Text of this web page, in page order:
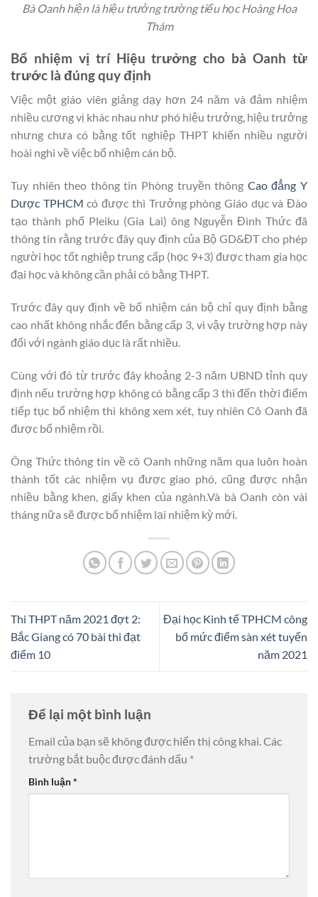
Bà Oanh hiện là hiệu trưởng trường tiểu học Hoàng Hoa
Thám
Bổ nhiệm vị trí Hiệu trưởng cho bà Oanh từ
trước là đúng quy định
Việc một giáo viên giảng dạy hơn 24 năm và đảm nhiệm
nhiều cương vị khác nhau như phó hiệu trưởng, hiệu trưởng
nhưng chưa có bằng tốt nghiệp THPT khiến nhiều người
hoài nghi về việc bổ nhiệm cán bộ.
Tuy nhiên theo thông tin Phòng truyền thông Cao đẳng Y
Dược TPHCM có được thì Trưởng phòng Giáo dục và Đào
tạo thành phố Pleiku (Gia Lai) ông Nguyễn Đình Thức đã
thông tin rằng trước đây quy định của Bộ GD&ĐT cho phép
người học tốt nghiệp trung cấp (học 9+3) được tham gia học
đại học và không cần phải có bằng THPT.
Trước đây quy định về bổ nhiệm cán bộ chỉ quy định bằng
cao nhất không nhắc đến bằng cấp 3, vì vậy trường hợp này
đối với ngành giáo dục là rất nhiều.
Cùng với đó từ trước đây khoảng 2-3 năm UBND tỉnh quy
định nếu trường hợp không có bằng cấp 3 thì đến thời điểm
tiếp tục bổ nhiệm thì không xem xét, tuy nhiên Cô Oanh đã
được bổ nhiệm rồi.
Ông Thức thông tin về cô Oanh những năm qua luôn hoàn
thành tốt các nhiệm vụ được giao phó, cũng được nhận
nhiều bằng khen, giấy khen của ngành.Và bà Oanh còn vài
tháng nữa sẽ được bổ nhiệm lại nhiệm kỳ mới.
Thi THPT năm 2021 đợt 2:
Bắc Giang có 70 bài thi đạt
điểm 10
Đại học Kinh tế TPHCM công
bố mức điểm sàn xét tuyển
năm 2021
Để lại một bình luận
Email của bạn sẽ không được hiển thị công khai. Các
trường bắt buộc được đánh dấu *
Bình luận*